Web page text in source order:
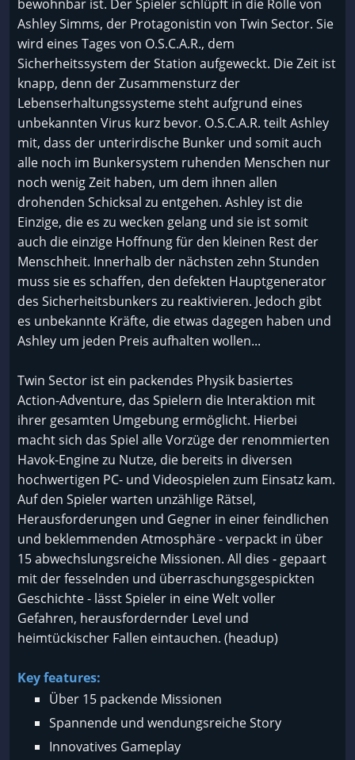
bewohnbar ist. Der Spieler schlüpft in die Rolle von
Ashley Simms, der Protagonistin von Twin Sector. Sie
wird eines Tages von O.S.C.A.R., dem
Sicherheitssystem der Station aufgeweckt. Die Zeit ist
knapp, denn der Zusammensturz der
Lebenserhaltungssysteme steht aufgrund eines
unbekannten Virus kurz bevor. O.S.C.A.R. teilt Ashley
mit, dass der unterirdische Bunker und somit auch
alle noch im Bunkersystem ruhenden Menschen nur
noch wenig Zeit haben, um dem ihnen allen
drohenden Schicksal zu entgehen. Ashley ist die
Einzige, die es zu wecken gelang und sie ist somit
auch die einzige Hoffnung für den kleinen Rest der
Menschheit. Innerhalb der nächsten zehn Stunden
muss sie es schaffen, den defekten Hauptgenerator
des Sicherheitsbunkers zu reaktivieren. Jedoch gibt
es unbekannte Kräfte, die etwas dagegen haben und
Ashley um jeden Preis aufhalten wollen...
Twin Sector ist ein packendes Physik basiertes
Action-Adventure, das Spielern die Interaktion mit
ihrer gesamten Umgebung ermöglicht. Hierbei
macht sich das Spiel alle Vorzüge der renommierten
Havok-Engine zu Nutze, die bereits in diversen
hochwertigen PC- und Videospielen zum Einsatz kam.
Auf den Spieler warten unzählige Rätsel,
Herausforderungen und Gegner in einer feindlichen
und beklemmenden Atmosphäre - verpackt in über
15 abwechslungsreiche Missionen. All dies - gepaart
mit der fesselnden und überraschungsgespickten
Geschichte - lässt Spieler in eine Welt voller
Gefahren, herausfordernder Level und
heimtückischer Fallen eintauchen. (headup)
Key features:
Über 15 packende Missionen
Spannende und wendungsreiche Story
Innovatives Gameplay